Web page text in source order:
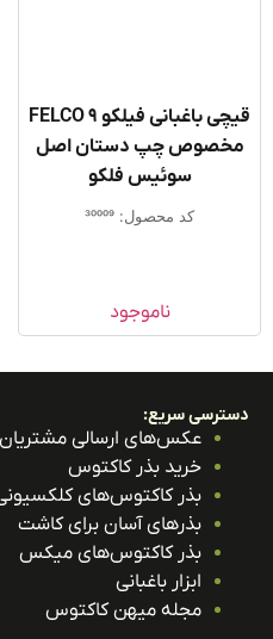
قیچی باغبانی فیلکو FELCO 9
چپ دستان اصل
سوئیس فلکو
کد محصول: 30009
ناموجود
سریع:
عکس‌های ارسالی مشتریان
خرید بذر کاکتوس
بذر کاکتوس‌های کلکسیونی
بذرهای آسان برای کاشت
بذر کاکتوس‌های میکس
ابزار باغبانی
مجله میهن کاکتوس